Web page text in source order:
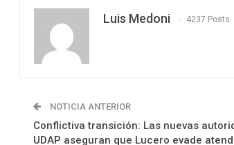
Luis Medoni 4237 Posts
NOTICIA ANTERIOR
Conflictiva transición: Las nuevas
UDAP aseguran que Lucero evade